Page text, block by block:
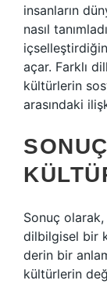
insanların
nasıl
açar. Farklı
kültürlerin
arasındaki
Sonuç olarak,
dilbilgisel bir
derin bir
kültürlerin